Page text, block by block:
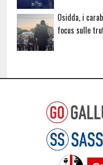
Osidda, i
focus sulle